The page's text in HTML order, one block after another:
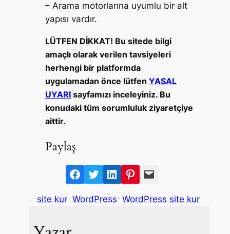
– Arama motorlarına uyumlu bir alt
yapısı vardır.
LÜTFEN DİKKAT! Bu sitede bilgi
amaçlı olarak verilen tavsiyeleri
herhengi bir platformda
uygulamadan önce lütfen YASAL
UYARI sayfamızı inceleyiniz. Bu
konudaki tüm sorumluluk ziyaretçiye
aittir.
Paylaş
F
a
T
w
L
P
i
M
a
site kur WordPress WordPress site kur